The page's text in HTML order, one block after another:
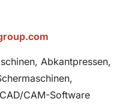
Abkantpressen,
CAM-Software